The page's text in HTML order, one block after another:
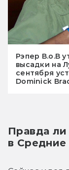
Рэпер B.o.B
высадки на
сентября
Dominick
Правда
в Средние